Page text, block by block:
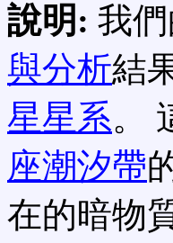
說明: 我
與分析結
星星系。
座潮汐帶
在的暗物